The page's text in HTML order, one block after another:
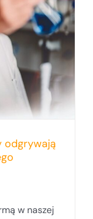
odgrywają
w naszej